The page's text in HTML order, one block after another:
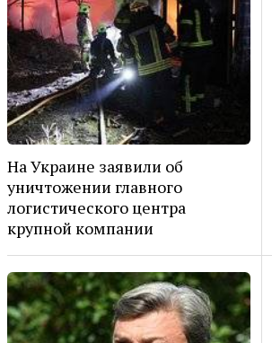
На Украине заявили об
уничтожении главного
логистического центра
крупной компании